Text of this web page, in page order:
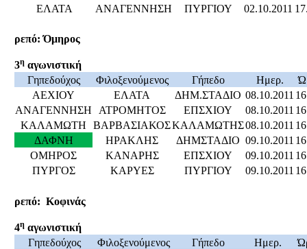
ΕΛΑΤΑ
ΑΝΑΓΕΝΝΗΣΗ ΠΥΡΓΙΟΥ 02.10.2011
ρεπό: Όμηρος
3η αγωνιστική
Γηπεδούχος
Φιλοξενούμενος Γήπεδο Ημερ.
ΑΕΧΙΟΥ
ΕΛΑΤΑ ΔΗΜ.ΣΤΑΔΙΟ 08.10.2011
ΑΝΑΓΕΝΝΗΣΗ
ΑΤΡΟΜΗΤΟΣ ΕΠΣΧΙΟΥ 08.10.2011
ΚΑΛΑΜΩΤΗ
ΒΑΡΒΑΣΙΑΚΟΣΚΑΛΑΜΩΤΗΣ08.10.2011
ΔΑΦΝΗ
ΗΡΑΚΛΗΣ ΔΗΜΣΤΑΔΙΟ 09.10.2011
ΟΜΗΡΟΣ
ΚΑΝΑΡΗΣ ΕΠΣΧΙΟΥ 09.10.2011
ΠΥΡΓΟΣ
ΚΑΡΥΕΣ ΠΥΡΓΙΟΥ 09.10.2011
ρεπό: Κοφινάς
4η αγωνιστική
Γηπεδούχος
Φιλοξενούμενος Γήπεδο Ημερ.